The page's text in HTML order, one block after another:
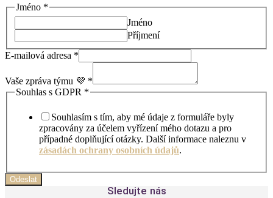
s
Souhlas
zpráva
Jméno *
Jméno
Příjmení
E-mailová adresa *
Vaše zpráva týmu 💜 *
Souhlas s GDPR *
Souhlasím s tím, aby mé údaje z formuláře byly
zpracovány za účelem vyřízení mého dotazu a pro
případné doplňující otázky. Další informace naleznu v
zásadách ochrany osobních údajů.
Odeslat
Sledujte nás